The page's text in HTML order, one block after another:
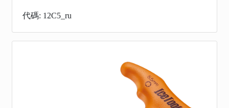
代碼: 12C5_ru